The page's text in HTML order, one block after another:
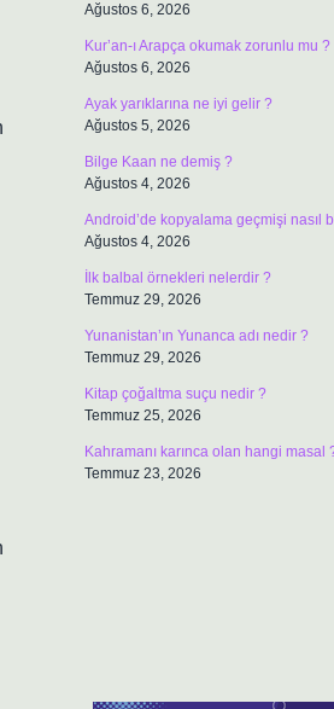
Ağustos 6, 2026
Kur’an-ı Arapça okumak zorunlu mu ?
Ağustos 6, 2026
Ayak yarıklarına ne iyi gelir ?
Ağustos 5, 2026
Bilge Kaan ne demiş ?
Ağustos 4, 2026
Android’de kopyalama geçmişi nasıl
Ağustos 4, 2026
İlk balbal örnekleri nelerdir ?
Temmuz 29, 2026
Yunanistan’ın Yunanca adı nedir ?
Temmuz 29, 2026
Kitap çoğaltma suçu nedir ?
Temmuz 25, 2026
Kahramanı karınca olan hangi masal
Temmuz 23, 2026